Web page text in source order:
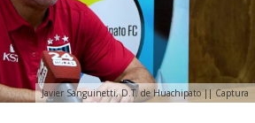
Javier Sanguinetti, D.T. de Huachipato || Captura